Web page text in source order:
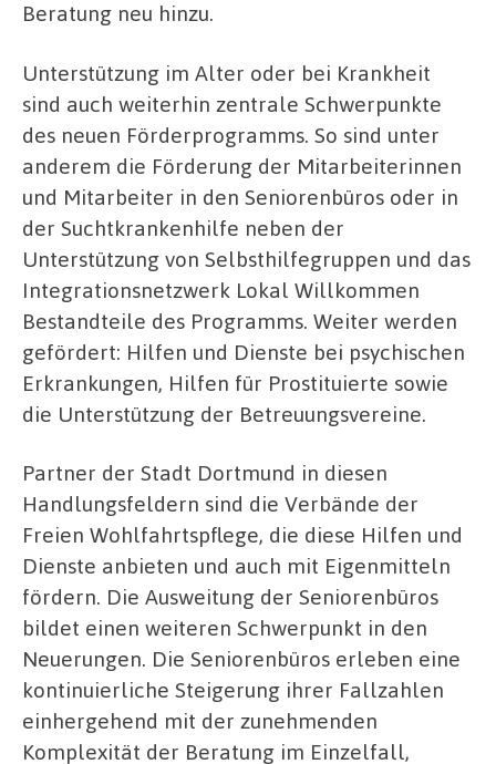
Beratung neu hinzu.
Unterstützung im Alter oder bei Krankheit
sind auch weiterhin zentrale Schwerpunkte
des neuen Förderprogramms. So sind unter
anderem die Förderung der Mitarbeiterinnen
und Mitarbeiter in den Seniorenbüros oder in
der Suchtkrankenhilfe neben der
Unterstützung von Selbsthilfegruppen und das
Integrationsnetzwerk Lokal Willkommen
Bestandteile des Programms. Weiter werden
gefördert: Hilfen und Dienste bei psychischen
Erkrankungen, Hilfen für Prostituierte sowie
die Unterstützung der Betreuungsvereine.
Partner der Stadt Dortmund in diesen
Handlungsfeldern sind die Verbände der
Freien Wohlfahrtspflege, die diese Hilfen und
Dienste anbieten und auch mit Eigenmitteln
fördern. Die Ausweitung der Seniorenbüros
bildet einen weiteren Schwerpunkt in den
Neuerungen. Die Seniorenbüros erleben eine
kontinuierliche Steigerung ihrer Fallzahlen
einhergehend mit der zunehmenden
Komplexität der Beratung im Einzelfall,